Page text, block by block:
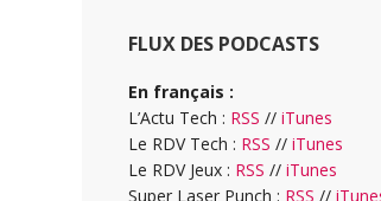
FLUX DES PODCASTS
En français :
L’Actu Tech : RSS // iTunes
Le RDV Tech : RSS // iTunes
Le RDV Jeux : RSS // iTunes
Super Laser Punch : RSS //